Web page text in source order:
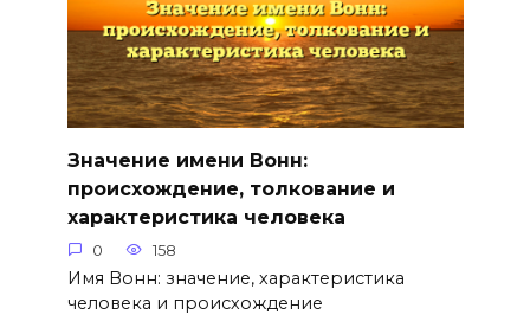
Значение имени Вонн:
происхождение, толкование и
характеристика человека
0 158
Имя Вонн: значение, характеристика
человека и происхождение